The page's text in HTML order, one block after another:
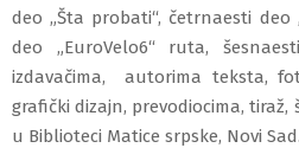
deo „Šta probati“, četrnaesti deo
deo „EuroVelo6“ ruta,
izdavačima, autorima teksta,
grafički dizajn, prevodiocima,
u Biblioteci Matice srpske, Novi Sad.